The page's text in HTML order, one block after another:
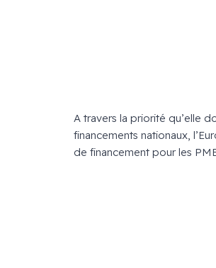
A travers la priorité qu’elle
financements nationaux,
de financement pour les